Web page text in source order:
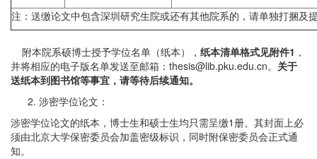
注：送缴论文中包含深圳研究生院或还有其他院系的，请单独打捆及
附本院系硕博士授予学位名单（纸本）， 纸本清单格式见附件1 ，
并将相应的电子版名单发送至邮箱：thesis@lib.pku.edu.cn。 关于
送纸本到图书馆等事宜，请等待后续通知。
涉密学位论文：
涉密学位论文的纸本，博士生和硕士生均只需呈缴1册。其封面上必
须由北京大学保密委员会加盖密级标识，同时附保密委员会正式通
知。